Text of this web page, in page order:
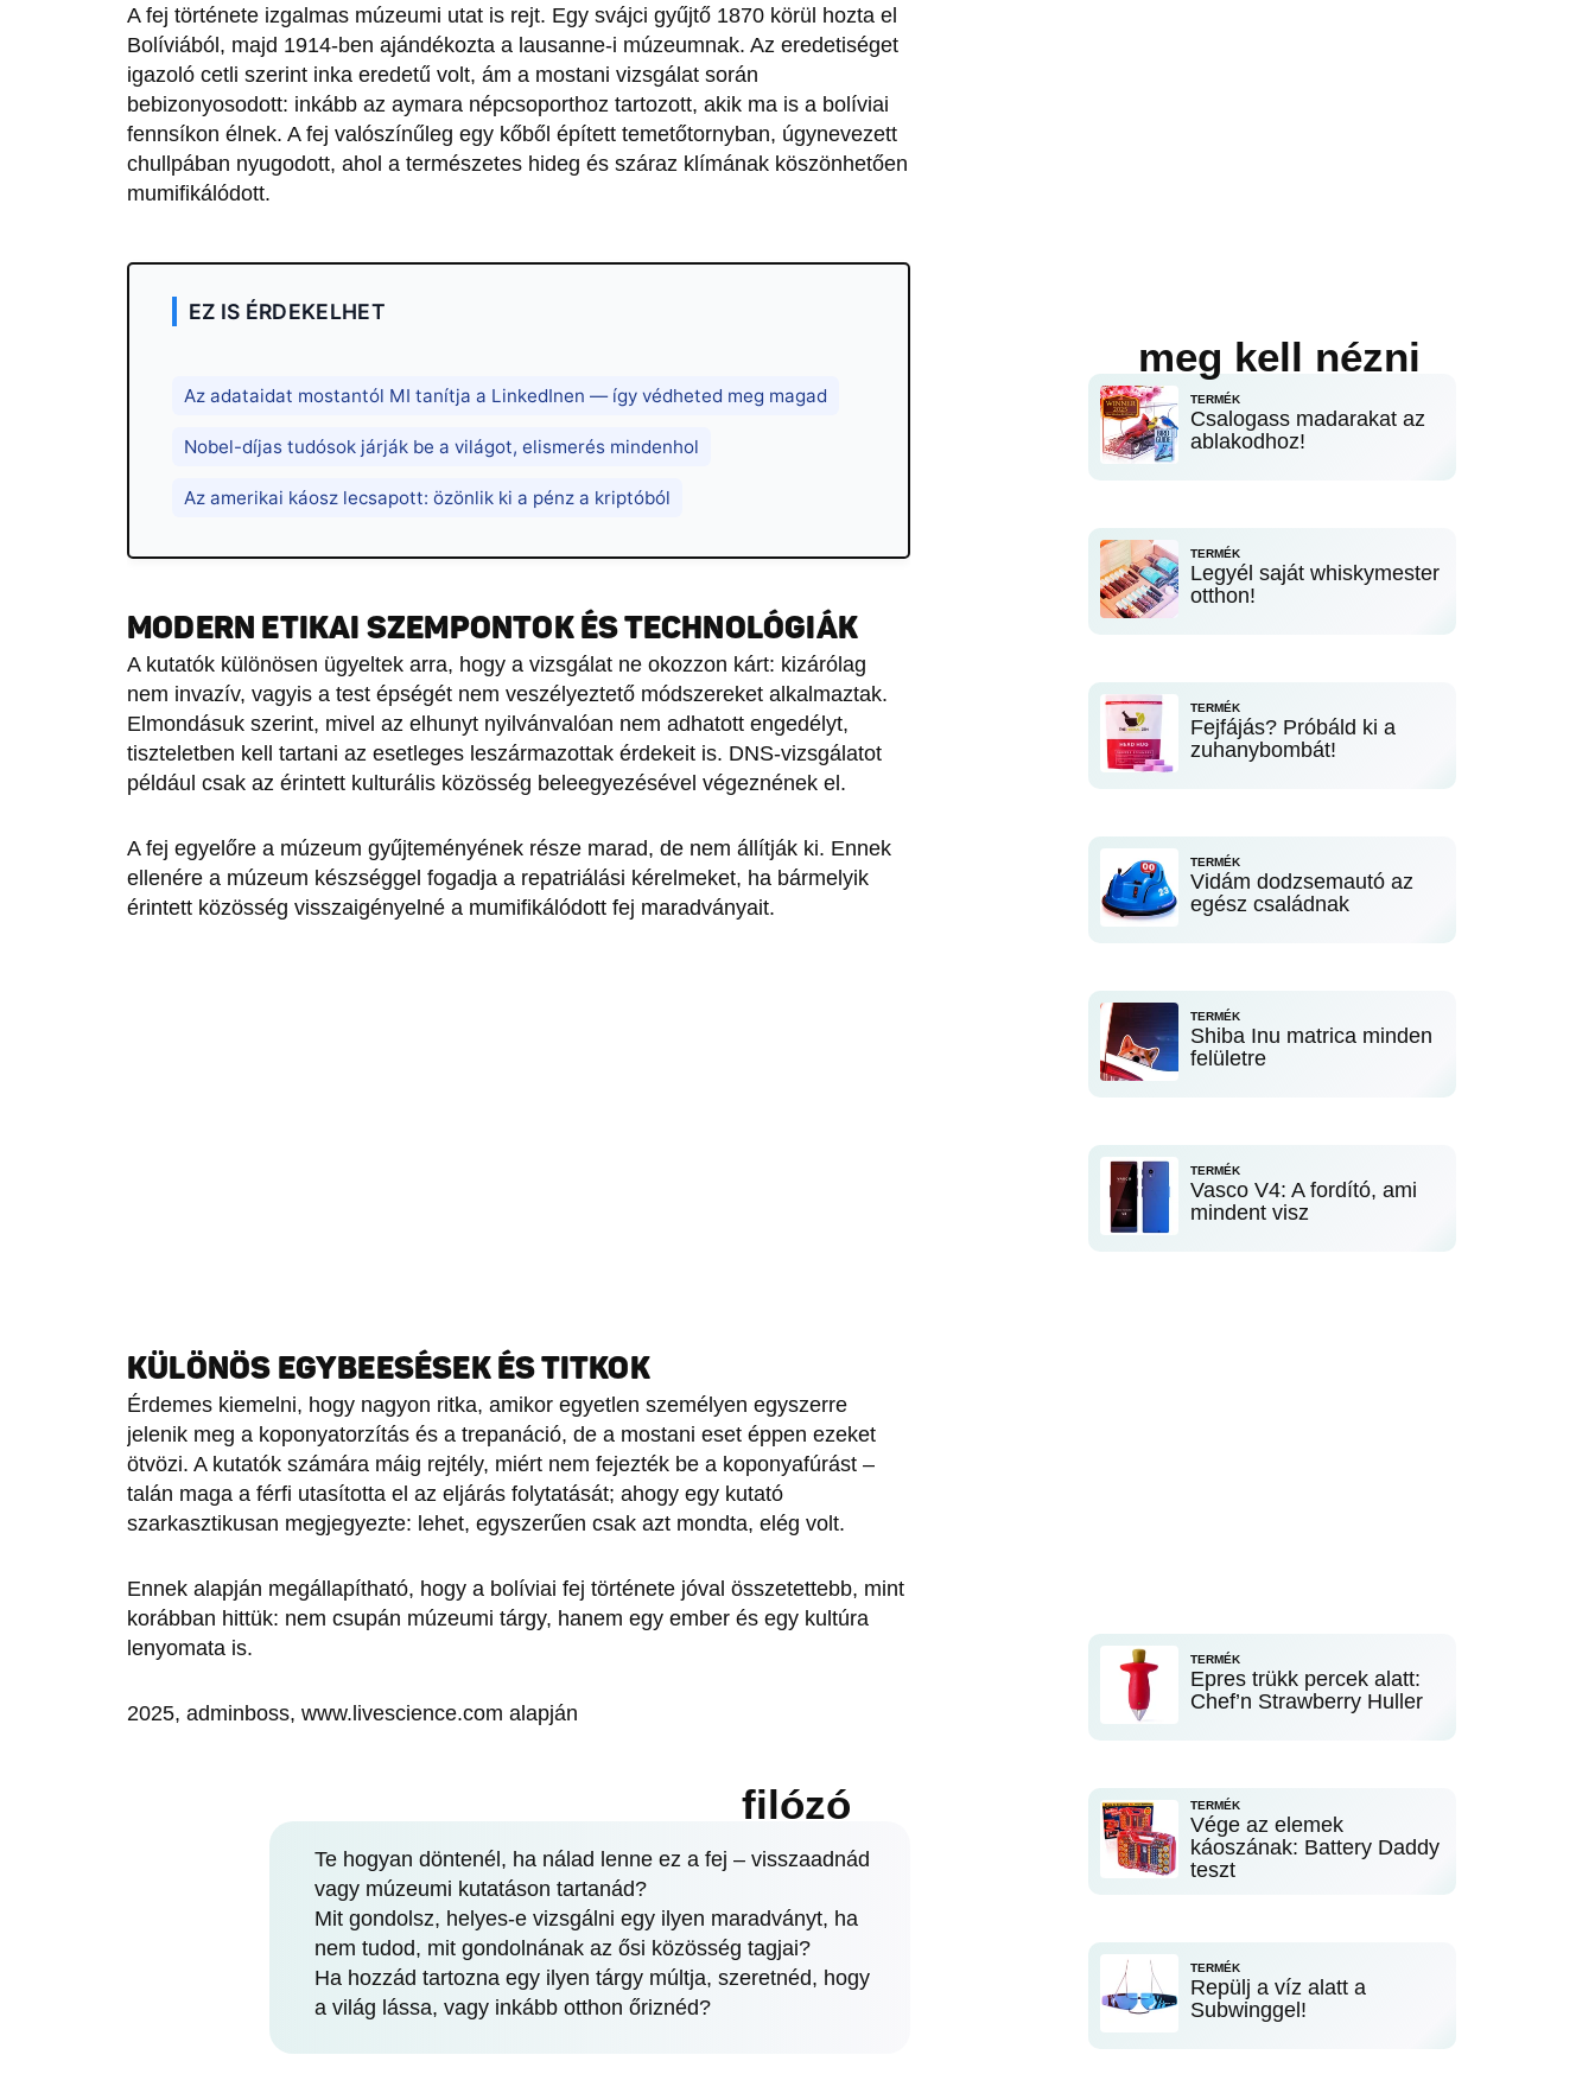
A fej története izgalmas múzeumi utat is rejt. Egy svájci gyűjtő 1870 körül hozta el
Bolíviából, majd 1914-ben ajándékozta a lausanne-i múzeumnak. Az eredetiséget
igazoló cetli szerint inka eredetű volt, ám a mostani vizsgálat során
bebizonyosodott: inkább az aymara népcsoporthoz tartozott, akik ma is a bolíviai
fennsíkon élnek. A fej valószínűleg egy kőből épített temetőtornyban, úgynevezett
chullpában nyugodott, ahol a természetes hideg és száraz klímának köszönhetően
mumifikálódott.
EZ IS ÉRDEKELHET
Az adataidat mostantól MI tanítja a LinkedInen — így védheted meg magad
Nobel-díjas tudósok járják be a világot, elismerés mindenhol
Az amerikai káosz lecsapott: özönlik ki a pénz a kriptóból
MODERN ETIKAI SZEMPONTOK ÉS TECHNOLÓGIÁK
A kutatók különösen ügyeltek arra, hogy a vizsgálat ne okozzon kárt: kizárólag
nem invazív, vagyis a test épségét nem veszélyeztető módszereket alkalmaztak.
Elmondásuk szerint, mivel az elhunyt nyilvánvalóan nem adhatott engedélyt,
tiszteletben kell tartani az esetleges leszármazottak érdekeit is. DNS-vizsgálatot
például csak az érintett kulturális közösség beleegyezésével végeznének el.
A fej egyelőre a múzeum gyűjteményének része marad, de nem állítják ki. Ennek
ellenére a múzeum készséggel fogadja a repatriálási kérelmeket, ha bármelyik
érintett közösség visszaigényelné a mumifikálódott fej maradványait.
KÜLÖNÖS EGYBEESÉSEK ÉS TITKOK
Érdemes kiemelni, hogy nagyon ritka, amikor egyetlen személyen egyszerre
jelenik meg a koponyatorzítás és a trepanáció, de a mostani eset éppen ezeket
ötvözi. A kutatók számára máig rejtély, miért nem fejezték be a koponyafúrást –
talán maga a férfi utasította el az eljárás folytatását; ahogy egy kutató
szarkasztikusan megjegyezte: lehet, egyszerűen csak azt mondta, elég volt.
Ennek alapján megállapítható, hogy a bolíviai fej története jóval összetettebb, mint
korábban hittük: nem csupán múzeumi tárgy, hanem egy ember és egy kultúra
lenyomata is.
2025, adminboss, www.livescience.com alapján
filózó
Te hogyan döntenél, ha nálad lenne ez a fej – visszaadnád
vagy múzeumi kutatáson tartanád?
Mit gondolsz, helyes-e vizsgálni egy ilyen maradványt, ha
nem tudod, mit gondolnának az ősi közösség tagjai?
Ha hozzád tartozna egy ilyen tárgy múltja, szeretnéd, hogy
a világ lássa, vagy inkább otthon őriznéd?
meg kell nézni
TERMÉK
Csalogass madarakat az
ablakodhoz!
TERMÉK
Legyél saját whiskymester
otthon!
TERMÉK
Fejfájás? Próbáld ki a
zuhanybombát!
TERMÉK
Vidám dodzsemautó az
egész családnak
TERMÉK
Shiba Inu matrica minden
felületre
TERMÉK
Vasco V4: A fordító, ami
mindent visz
TERMÉK
Epres trükk percek alatt:
Chef’n Strawberry Huller
TERMÉK
Vége az elemek
káoszának: Battery Daddy
teszt
TERMÉK
Repülj a víz alatt a
Subwinggel!